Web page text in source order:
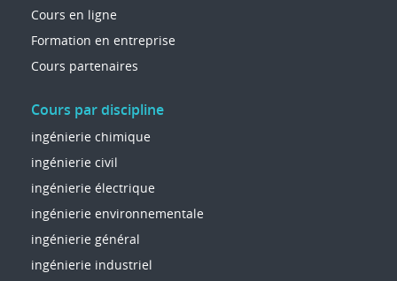
Cours en ligne
Formation en entreprise
Cours partenaires
Cours par discipline
ingénierie chimique
ingénierie civil
ingénierie électrique
ingénierie environnementale
ingénierie général
ingénierie industriel